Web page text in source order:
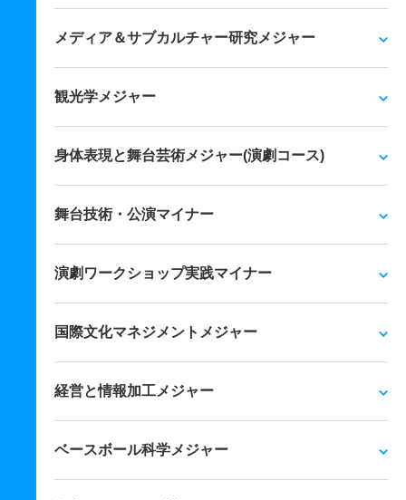
メディア＆サブカルチャー研究メジャー
観光学メジャー
身体表現と舞台芸術メジャー(演劇コース)
舞台技術・公演マイナー
演劇ワークショップ実践マイナー
国際文化マネジメントメジャー
経営と情報加工メジャー
ベースボール科学メジャー